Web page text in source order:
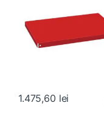
1.475,60 lei